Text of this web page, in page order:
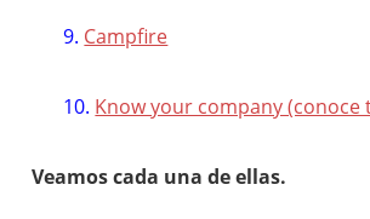
9. Campfire
10. Know your company (conoce
Veamos cada una de ellas.